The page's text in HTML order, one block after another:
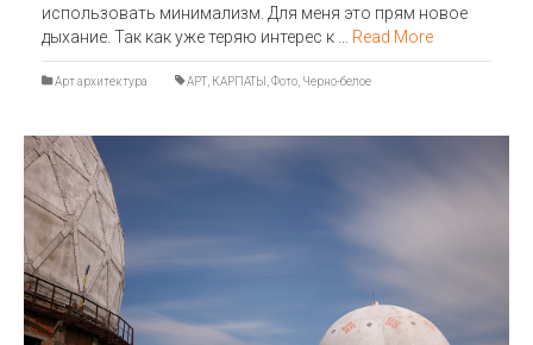
использовать минимализм. Для меня это прям новое
дыхание. Так как уже теряю интерес к … Read More
Арт архитектура АРТ КАРПАТЫ Фото Черно-белое